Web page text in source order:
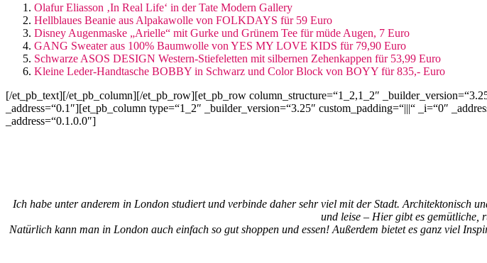
Olafur Eliasson ‚In Real Life‘ in der Tate Modern Gallery
Hellblaues Beanie aus Alpakawolle von FOLKDAYS für 59 Euro
Disney Augenmaske „Arielle“ mit Gurke und Grünem Tee für müde Augen, 7 Euro
GANG Sweater aus 100% Baumwolle von YES MY LOVE KIDS für 79,90 Euro
Schwarze ASOS DESIGN Western-Stiefeletten mit silbernen Zehenkappen für 53,99 Euro
Kleine Leder-Handtasche BOBBY in Schwarz und Color Block von BOYY für 835,- Euro
[/et_pb_text][/et_pb_column][/et_pb_row][et_pb_row column_structure=“1_2,1_2″
_address=“0.1″][et_pb_column type=“1_2″ _builder_version=“3.25″ custom_padding=“|||“ _i=“0″
_address=“0.1.0.0″]
Ich habe unter anderem in London studiert und verbinde daher sehr viel mit der Stadt. Architektonisch
und leise – Hier gibt es gemütliche,
Natürlich kann man in London auch einfach so gut shoppen und essen! Außerdem bietet es ganz viel